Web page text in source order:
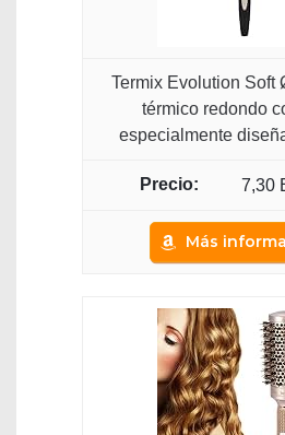
Termix Evolution Soft
térmico redondo
especialmente
7,30
Más